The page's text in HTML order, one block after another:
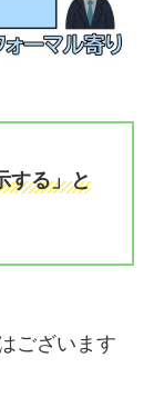
する」と
ございます